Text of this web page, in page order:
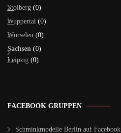
Stolberg (0)
Wuppertal (0)
Würselen (0)
Sachsen (0)
Leipzig (0)
FACEBOOK GRUPPEN
Schminkmodelle Berlin auf Facebook